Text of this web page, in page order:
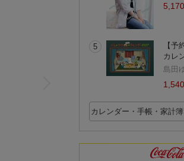
5
【予
カレ
島田
カレンダー・手帳・家計